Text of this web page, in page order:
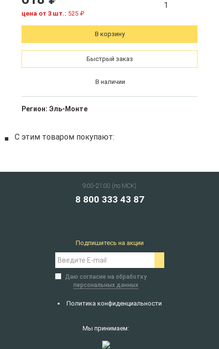
цена от 3 шт.: 525 ₽
1
В корзину
Быстрый заказ
В наличии
Регион: Эль-Монте
С этим товаром покупают:
9:00-21:00 (по МСК)
8 800 333 43 87
Мы принимаем:
Политика конфиденциальности
Подпишитесь на акции
Даю согласие на обработку
персональных данных